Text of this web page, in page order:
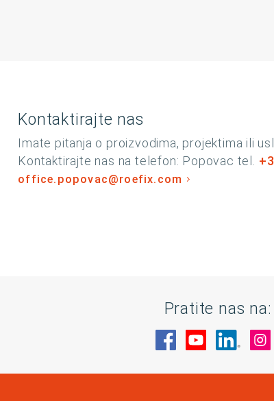
Kontaktirajte nas
Imate pitanja o proizvodima, projektima ili
Kontaktirajte nas na telefon: Popovac tel.
office.popovac@roefix.com
Pratite nas na:
Posetite nas na
Posetite